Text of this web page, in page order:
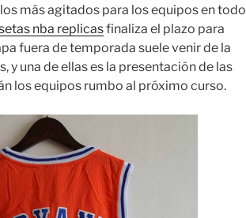
más agitados para los equipos en todo
nba replicasfinaliza el plazo para
fuera de temporada suele venir de la
y una de ellas es la presentación de las
los equipos rumbo al próximo curso.